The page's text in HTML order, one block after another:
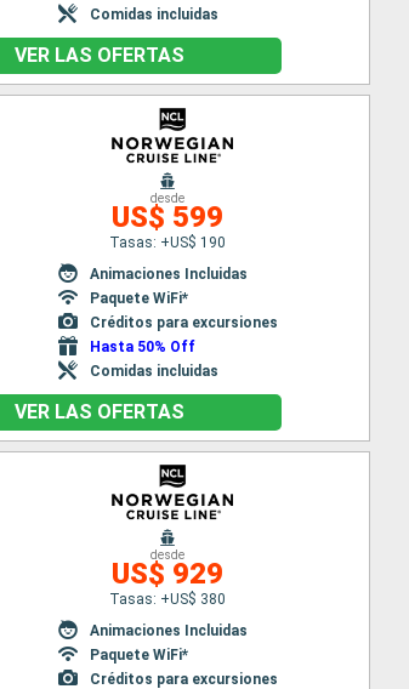
Comidas incluidas
VER LAS OFERTAS
desde
US$ 599
Tasas: +US$ 190
Animaciones Incluidas
Paquete WiFi*
Créditos para excursiones
Hasta 50% Off
Comidas incluidas
VER LAS OFERTAS
desde
US$ 929
Tasas: +US$ 380
Animaciones Incluidas
Paquete WiFi*
Créditos para excursiones